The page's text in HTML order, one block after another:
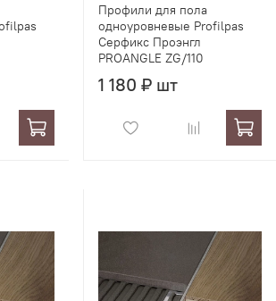
Профили для пола
одноуровневые Profilpas
Серфикс Проэнгл
PROANGLE ZG/110
1 180 ₽ шт